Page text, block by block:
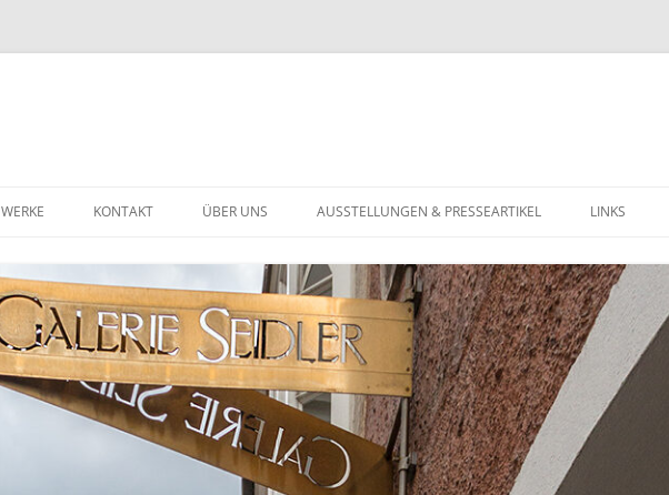
WERKE
KUNST BIS 1900
KUNST DES 20. JAHRHUNDERTS
ZEITGENÖSSISCHE KUNST
GOLDSCHMUCK
SILBERSCHMUCK
KONTAKT ÜBER UNS AUSSTELLUNGEN & PRESSEARTIKEL LINKS